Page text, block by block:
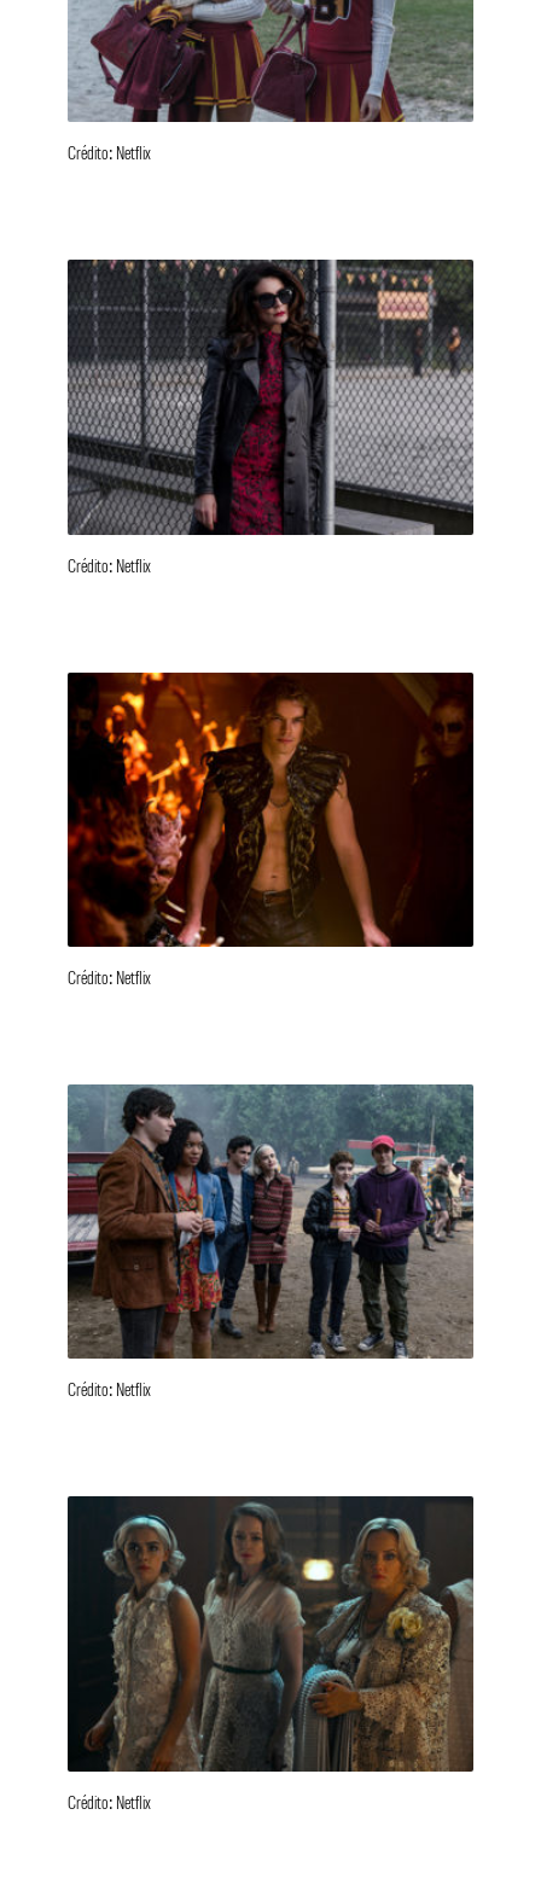
Crédito: Netflix
Crédito: Netflix
Crédito: Netflix
Crédito: Netflix
Crédito: Netflix